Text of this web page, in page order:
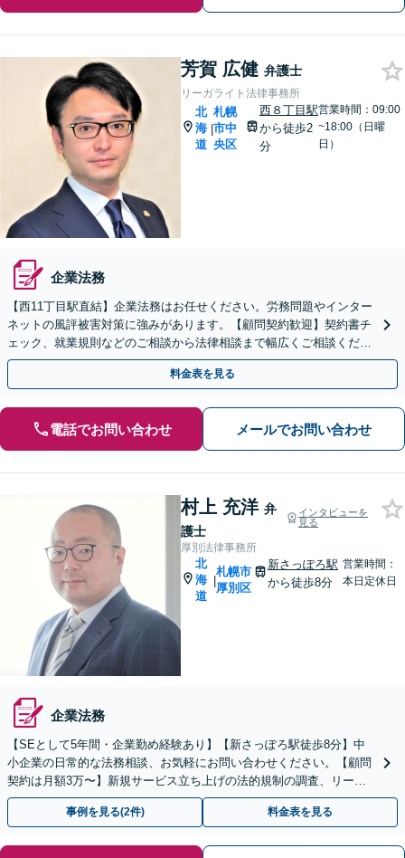
芳賀 広健 弁護士
リーガライト法律事務所
北
海
道
|
札幌
市中
央区
西８丁目駅
から徒歩2
分
営業時間：09:00
~18:00（日曜
日）
企業法務
【西11丁目駅直結】企業法務はお任せください。労務問題やインター
ネットの風評被害対策に強みがあります。【顧問契約歓迎】契約書チ
ェック、就業規則などのご相談から法律相談まで幅広くご相談くださ
い。【土日祝・夜間相談対応可能】
料金表を見る
電話でお問い合わせ メールでお問い合わせ
村上 充洋 弁
護士
インタビューを
見る
厚別法律事務所
北
海
道
|
札幌市
厚別区
新さっぽろ駅
から徒歩8分
営業時間：
本日定休日
企業法務
【SEとして5年間・企業勤め経験あり】【新さっぽろ駅徒歩8分】中
小企業の日常的な法務相談、お気軽にお問い合わせください。【顧問
契約は月額3万〜】新規サービス立ち上げの法的規制の調査、リーガ
ルチェックも対応。【初回相談無料】
事例を見る(2件) 料金表を見る